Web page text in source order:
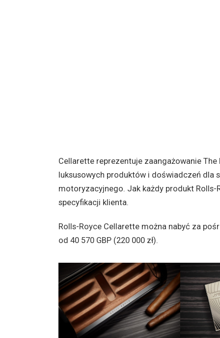
Cellarette reprezentuje zaangażowanie
luksusowych produktów i doświadczeń dla
motoryzacyjnego. Jak każdy produkt Rolls-
specyfikacji klienta.
Rolls-Royce Cellarette można nabyć za
od 40 570 GBP (220 000 zł).